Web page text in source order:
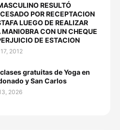
RESULTÓ
POR RECEPTACION
LUEGO DE REALIZAR
MANIOBRA CON UN CHEQUE
DE ESTACION
2012
gratuitas de Yoga en
y San Carlos
2026